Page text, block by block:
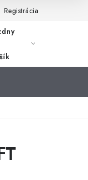
Registrácia